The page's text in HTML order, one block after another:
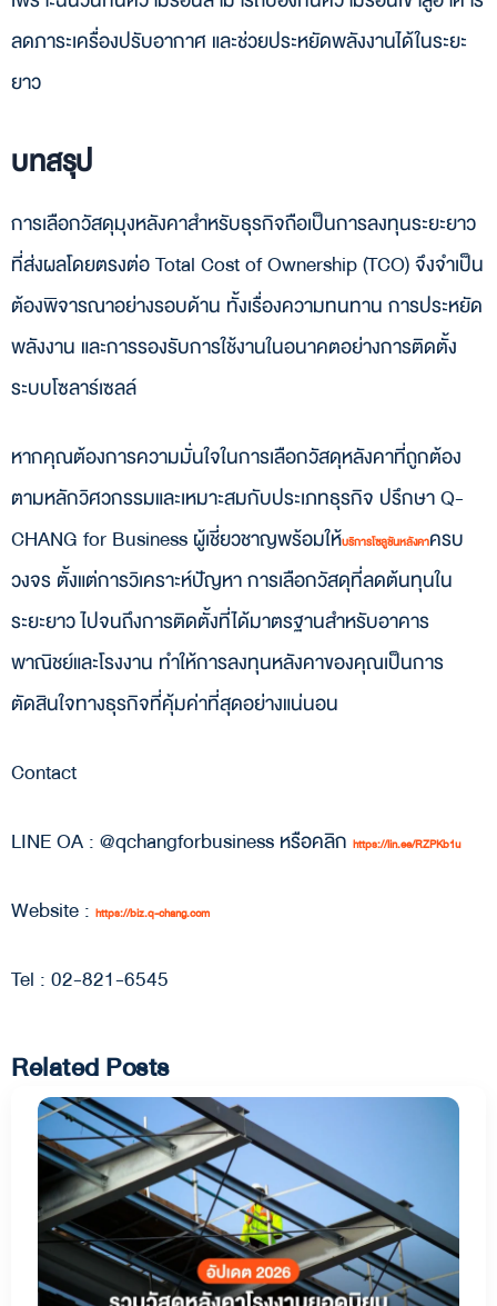
ลดภาระเครื่องปรับอากาศ และช่วยประหยัดพลังงานได้ในระยะ
ยาว
บทสรุป
การเลือกวัสดุมุงหลังคาสำหรับธุรกิจถือเป็นการลงทุนระยะยาว
ที่ส่งผลโดยตรงต่อ Total Cost of Ownership (TCO) จึงจำเป็น
ต้องพิจารณาอย่างรอบด้าน ทั้งเรื่องความทนทาน การประหยัด
พลังงาน และการรองรับการใช้งานในอนาคตอย่างการติดตั้ง
ระบบโซลาร์เซลล์
หากคุณต้องการความมั่นใจในการเลือกวัสดุหลังคาที่ถูกต้อง
ตามหลักวิศวกรรมและเหมาะสมกับประเภทธุรกิจ ปรึกษา Q-
CHANG for Business ผู้เชี่ยวชาญพร้อมให้บริการโซลูชันหลังคาครบ
วงจร ตั้งแต่การวิเคราะห์ปัญหา การเลือกวัสดุที่ลดต้นทุนใน
ระยะยาว ไปจนถึงการติดตั้งที่ได้มาตรฐานสำหรับอาคาร
พาณิชย์และโรงงาน ทำให้การลงทุนหลังคาของคุณเป็นการ
ตัดสินใจทางธุรกิจที่คุ้มค่าที่สุดอย่างแน่นอน
Contact
LINE OA : @qchangforbusiness หรือคลิก https://lin.ee/RZPKb1u
Website : https://biz.q-chang.com
Tel : 02-821-6545
Related Posts